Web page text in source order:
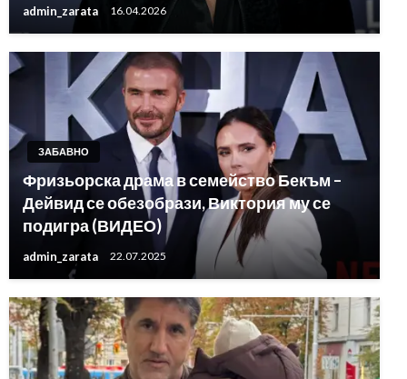
admin_zarata 16.04.2026
ЗАБАВНО
Фризьорска драма в семейство Бекъм –
Дейвид се обезобрази, Виктория му се
подигра (ВИДЕО)
admin_zarata 22.07.2025